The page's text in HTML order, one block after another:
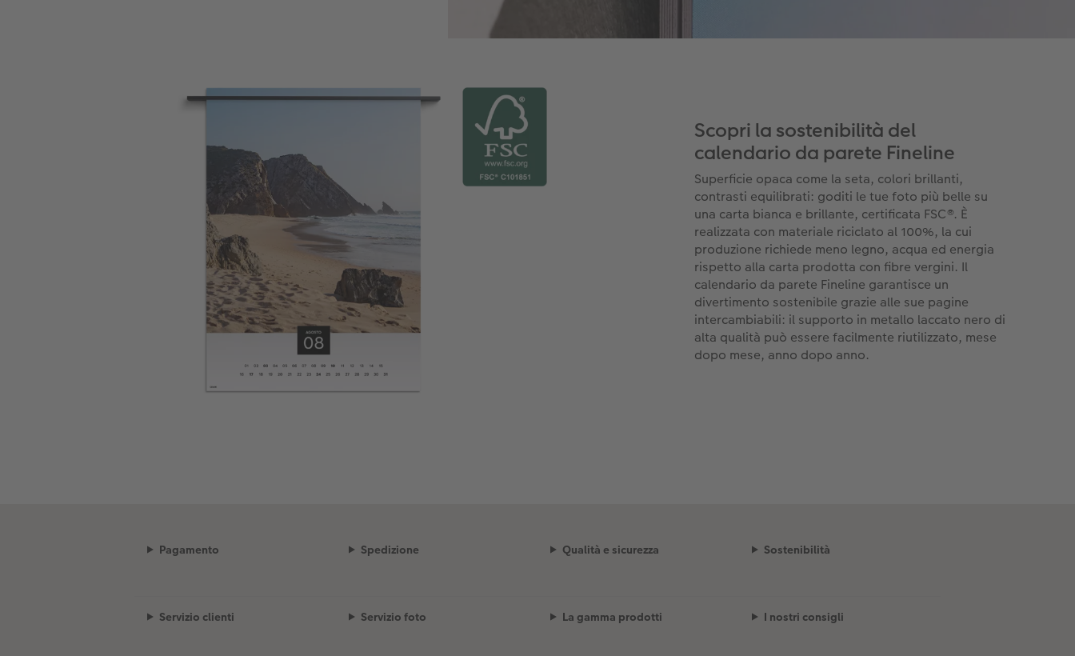
Scopri la sostenibilità del
calendario da parete Fineline
Superficie opaca come la seta, colori brillanti,
contrasti equilibrati: goditi le tue foto più belle su
una carta bianca e brillante, certificata FSC®. È
realizzata con materiale riciclato al 100%, la cui
produzione richiede meno legno, acqua ed energia
rispetto alla carta prodotta con fibre vergini. Il
calendario da parete Fineline garantisce un
divertimento sostenibile grazie alle sue pagine
intercambiabili: il supporto in metallo laccato nero di
alta qualità può essere facilmente riutilizzato, mese
dopo mese, anno dopo anno.
Pagamento Spedizione Qualità e sicurezza Sostenibilità
Servizio clienti Servizio foto La gamma prodotti I nostri consigli